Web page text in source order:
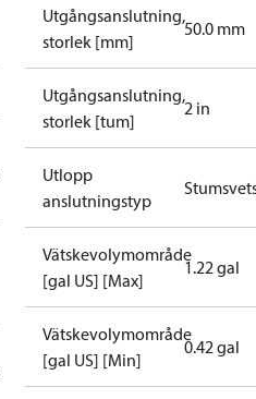
Utgångsanslutning,
storlek [mm]
50.0 mm
Utgångsanslutning,
storlek [tum]
2 in
Utlopp
anslutningstyp
Vätskevolymområde
[gal US] [Max]
1.22 gal
Vätskevolymområde
[gal US] [Min]
0.42 gal